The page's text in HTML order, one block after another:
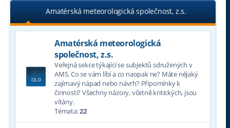
Amatérská meteorologická společnost, z.s.
Amatérská meteorologická
společnost, z.s.
Veřejná sekce týkající se subjektů sdružených v
AMS. Co se vám líbí a co naopak ne? Máte nějaký
zajímavý nápad nebo návrh? Připomínky k
činnosti? Všechny názory, včetně kritických, jsou
vítány.
Témata:22